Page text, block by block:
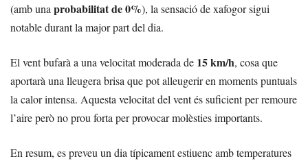
(amb unaprobabilitat de 0%), la sensació de xafogor sigui
notable durant la major part del dia.
El vent bufarà a una velocitat moderada de 15 km/h, cosa que
aportarà una lleugera brisa que pot alleugerir en moments puntuals
la calor intensa. Aquesta velocitat del vent és suficient per remoure
l’aire però no prou forta per provocar molèsties importants.
En resum, es preveu un dia típicament estiuenc amb temperatures